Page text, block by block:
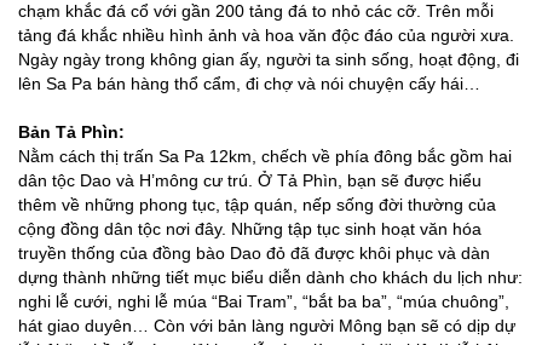
chạm khắc đá cổ với gần 200 tảng đá to nhỏ các cỡ. Trên mỗi
tảng đá khắc nhiều hình ảnh và hoa văn độc đáo của người xưa.
Ngày ngày trong không gian ấy, người ta sinh sống, hoạt động, đi
lên Sa Pa bán hàng thổ cẩm, đi chợ và nói chuyện cấy hái…
Bản Tả Phìn:
Nằm cách thị trấn Sa Pa 12km, chếch về phía đông bắc gồm hai
dân tộc Dao và H’mông cư trú. Ở Tả Phìn, bạn sẽ được hiểu
thêm về những phong tục, tập quán, nếp sống đời thường của
cộng đồng dân tộc nơi đây. Những tập tục sinh hoạt văn hóa
truyền thống của đồng bào Dao đỏ đã được khôi phục và dàn
dựng thành những tiết mục biểu diễn dành cho khách du lịch như:
nghi lễ cưới, nghi lễ múa “Bai Tram”, “bắt ba ba”, “múa chuông”,
hát giao duyên… Còn với bản làng người Mông bạn sẽ có dịp dự